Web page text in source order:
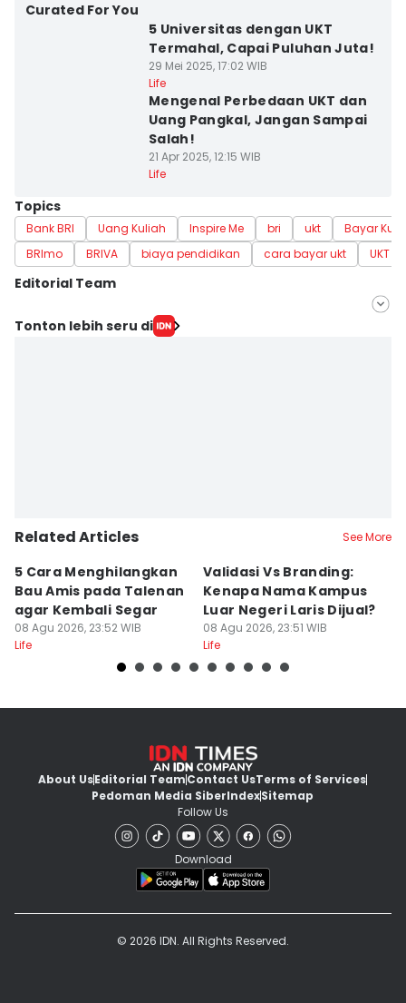
Curated For You
5 Universitas dengan UKT
Termahal, Capai Puluhan Juta!
29 Mei 2025, 17:02 WIB
Life
Mengenal Perbedaan UKT dan
Uang Pangkal, Jangan Sampai
Salah!
21 Apr 2025, 12:15 WIB
Life
Topics
Bank BRI Uang Kuliah Inspire Me bri ukt
Bayar
BRImo
BRIVA biaya pendidikan cara bayar ukt UKT
Editorial Team
Editor
Tonton lebih seru di
Related Articles See More
5 Cara Menghilangkan
Bau Amis pada Talenan
agar Kembali Segar
08 Agu 2026, 23:52 WIB
Life
Validasi Vs Branding:
Kenapa Nama Kampus
Luar Negeri Laris Dijual?
08 Agu 2026, 23:51 WIB
Life
About UsEditorial TeamContact UsTerms of Services
Pedoman Media SiberIndexSitemap
Follow Us
Download
© 2026 IDN. All Rights Reserved.